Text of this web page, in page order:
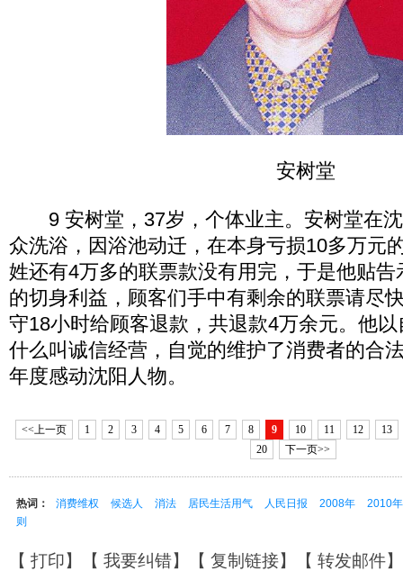
安树堂
9 安树堂，37岁，个体业主。安树堂在沈
众洗浴，因浴池动迁，在本身亏损10多万元
姓还有4万多的联票款没有用完，于是他贴告
的切身利益，顾客们手中有剩余的联票请尽
守18小时给顾客退款，共退款4万余元。他
什么叫诚信经营，自觉的维护了消费者的合
年度感动沈阳人物。
<<上一页 1 2 3 4 5 6 7 8 9 10 11 12
13
20
下一页>>
热词： 消费维权 候选人 消法 居民生活用气 人民日报 2008年
2010
则
【 打印】【 我要纠错】【 复制链接】【 转发邮件